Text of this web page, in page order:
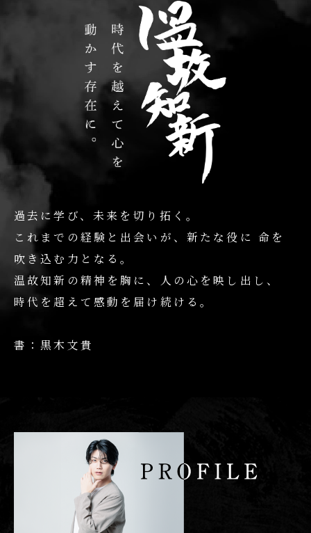
過去に学び、未来を切り拓く。
これまでの経験と出会いが、新たな役に 命を
吹き込む力となる。
温故知新の精神を胸に、人の心を映し出し、
時代を超えて感動を届け続ける。
書：黒木文貴